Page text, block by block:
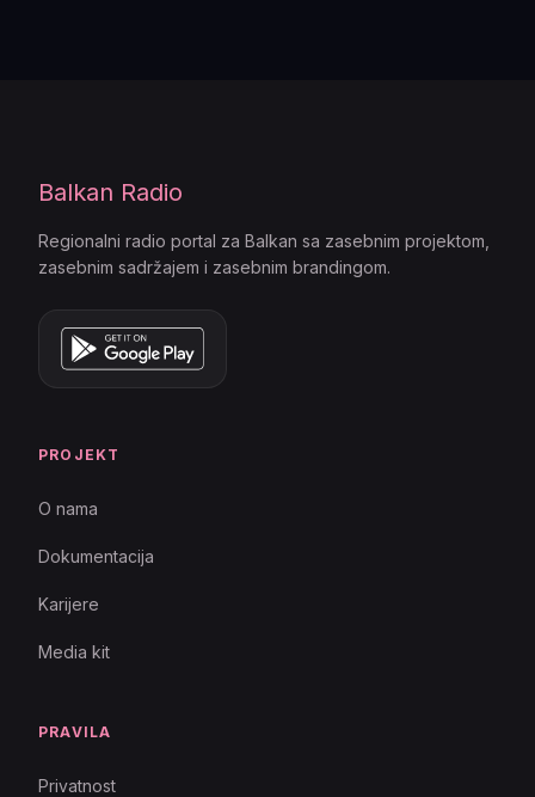
Balkan Radio
Regionalni radio portal za Balkan sa zasebnim projektom,
zasebnim sadržajem i zasebnim brandingom.
PROJEKT
O nama
Dokumentacija
Karijere
Media kit
PRAVILA
Privatnost